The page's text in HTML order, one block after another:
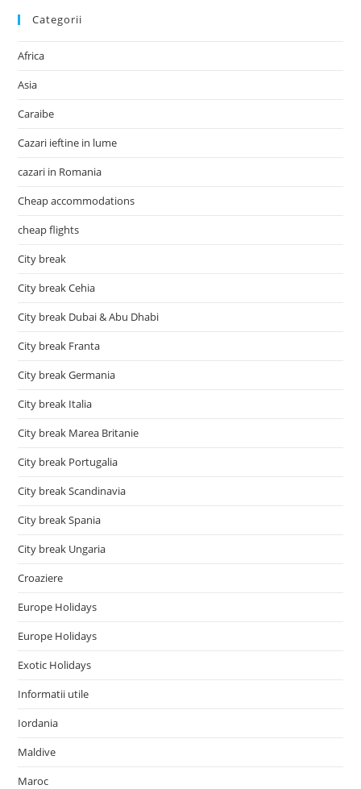
Categorii
Africa
Asia
Caraibe
Cazari ieftine in lume
cazari in Romania
Cheap accommodations
cheap flights
City break
City break Cehia
City break Dubai & Abu Dhabi
City break Franta
City break Germania
City break Italia
City break Marea Britanie
City break Portugalia
City break Scandinavia
City break Spania
City break Ungaria
Croaziere
Europe Holidays
Europe Holidays
Exotic Holidays
Informatii utile
Iordania
Maldive
Maroc